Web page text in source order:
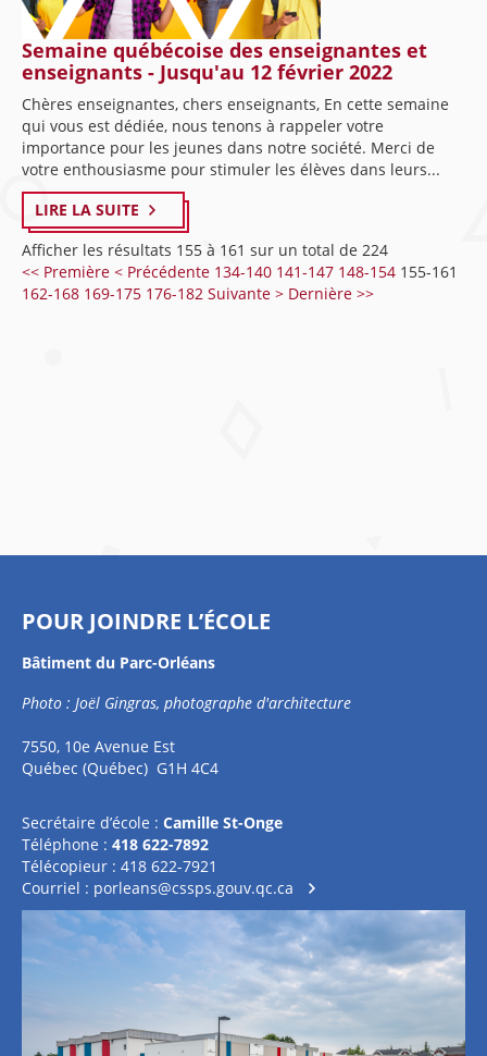
Semaine québécoise des enseignantes et
enseignants - Jusqu'au 12 février 2022
Chères enseignantes, chers enseignants, En cette semaine
qui vous est dédiée, nous tenons à rappeler votre
importance pour les jeunes dans notre société. Merci de
votre enthousiasme pour stimuler les élèves dans leurs...
LIRE LA SUITE
Afficher les résultats 155 à 161 sur un total de 224
<< Première < Précédente 134-140 141-147 148-154 155-161
162-168 169-175 176-182 Suivante > Dernière >>
POUR JOINDRE L’ÉCOLE
Bâtiment du Parc-Orléans
Photo : Joël Gingras, photographe d'architecture
7550, 10e Avenue Est
Québec (Québec) G1H 4C4
Secrétaire d’école : Camille St-Onge
Téléphone : 418 622-7892
Télécopieur : 418 622-7921
Courriel : porleans@cssps.gouv.qc.ca